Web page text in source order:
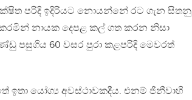
පරිදි ඉදිරියට නොයන්නේ රට ගැන සිතනු
නායක දෙපළ කල් ගත කරන නිසා
පසුගිය 60 වසර පුරා කළපරිදි මෙවරත්
ඉතා යෝග්‍ය අවස්ථාවකදීය. එනම් ජිනීවාහි